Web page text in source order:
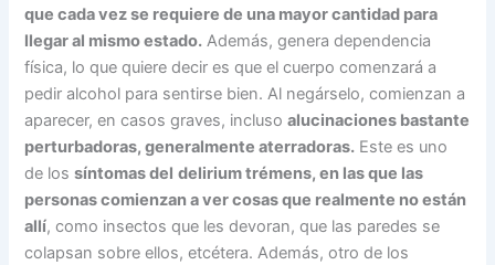
que cada vez se requiere de una mayor cantidad para
llegar al mismo estado. Además, genera dependencia
física, lo que quiere decir es que el cuerpo comenzará a
pedir alcohol para sentirse bien. Al negárselo, comienzan a
aparecer, en casos graves, inclusoalucinaciones bastante
perturbadoras, generalmente aterradoras. Este es uno
de lossíntomas del delirium trémens, en las que las
personas comienzan a ver cosas que realmente no están
allí, como insectos que les devoran, que las paredes se
colapsan sobre ellos, etcétera. Además, otro de los